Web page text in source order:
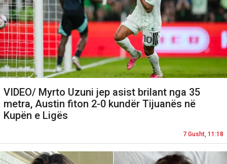
VIDEO/ Myrto Uzuni jep asist brilant nga 35
metra, Austin fiton 2-0 kundër Tijuanës në
Kupën e Ligës
7 Gusht, 11:18